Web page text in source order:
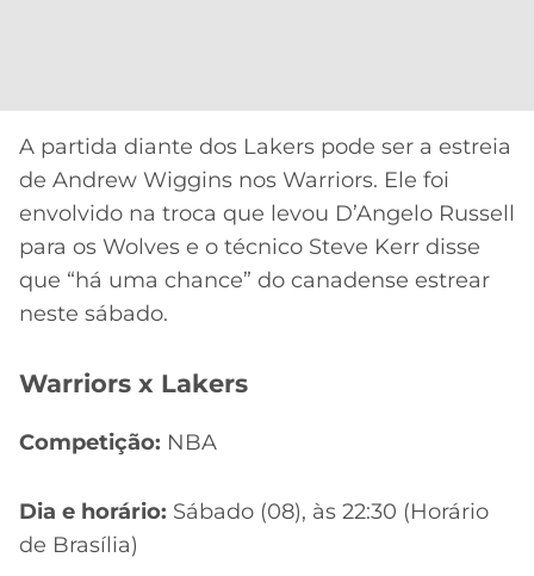
A partida diante dos Lakers pode ser a estreia
de Andrew Wiggins nos Warriors. Ele foi
envolvido na troca que levou D’Angelo Russell
para os Wolves e o técnico Steve Kerr disse
que “há uma chance” do canadense estrear
neste sábado.
Warriors x Lakers
Competição: NBA
Dia e horário: Sábado (08), às 22:30 (Horário
de Brasília)